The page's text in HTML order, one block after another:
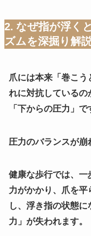
2. なぜ指が浮く
ズムを深掘り解
爪には本来「巻こう
れに対抗しているの
「下からの圧力」で
圧力のバランスが崩
健康な歩行では、
力がかかり、爪を
し、浮き指の状態
力」が失われます。